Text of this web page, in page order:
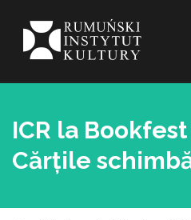
ICR la
Cărțile